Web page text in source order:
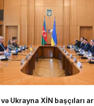
Ukrayna XİN başçıları